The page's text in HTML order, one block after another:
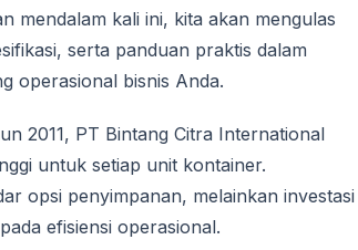
mendalam kali ini, kita akan mengulas
serta panduan praktis dalam
operasional bisnis Anda.
2011, PT Bintang Citra International
untuk setiap unit kontainer.
opsi penyimpanan, melainkan investasi
efisiensi operasional.